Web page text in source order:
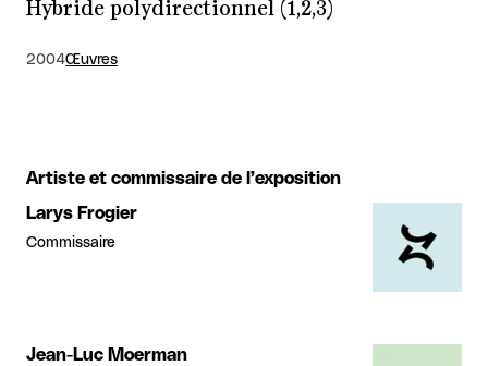
Hybride polydirectionnel (1,2,3)
2004Œuvres
Artiste et commissaire de l’exposition
Larys Frogier
Commissaire
Jean-Luc Moerman